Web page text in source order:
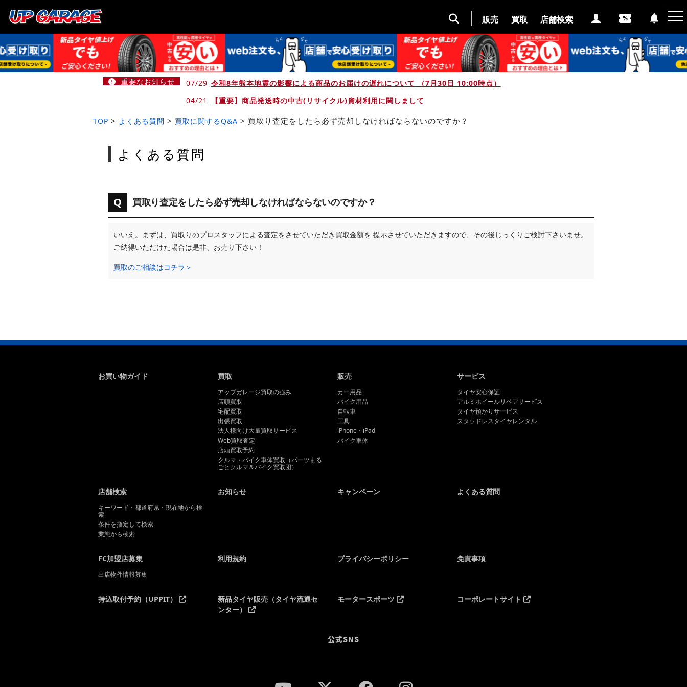
販売 買取 店舗検索
重要なお知らせ 07/29 令和8年熊本地震の影響による商品のお届けの遅れについて （7月30日 10:00時点）
04/21
【重要】商品発送時の中古(リサイクル)資材利用に関しまして
TOP > よくある質問 > 買取に関するQ&A > 買取り査定をしたら必ず売却しなければならないのですか？
よくある質問
Q 買取り査定をしたら必ず売却しなければならないのですか？
いいえ。まずは、買取りのプロスタッフによる査定をさせていただき買取金額を 提示させていただきますので、その後じっくりご検討下さいませ。
ご納得いただけた場合は是非、お売り下さい！
買取のご相談はコチラ＞
お買い物ガイド 買取
アップガレージ買取の強み
店頭買取
宅配買取
出張買取
法人様向け大量買取サービス
Web買取査定
店頭買取予約
クルマ・バイク車体買取（パーツまる
ごとクルマ＆バイク買取団）
販売
カー用品
バイク用品
自転車
工具
iPhone・iPad
バイク車体
サービス
タイヤ安心保証
アルミホイールリペアサービス
タイヤ預かりサービス
スタッドレスタイヤレンタル
店舗検索
キーワード・都道府県・現在地から検
索
条件を指定して検索
業態から検索
お知らせ キャンペーン よくある質問
FC加盟店募集
出店物件情報募集
利用規約 プライバシーポリシー 免責事項
持込取付予約（UPPIT）
新品タイヤ販売（タイヤ流通セ
ンター）
モータースポーツ コーポレートサイト
公式SNS